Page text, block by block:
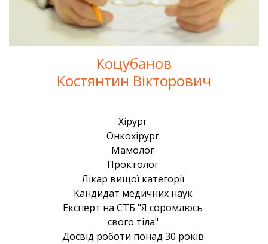
Коцубанов
Костянтин Вікторович